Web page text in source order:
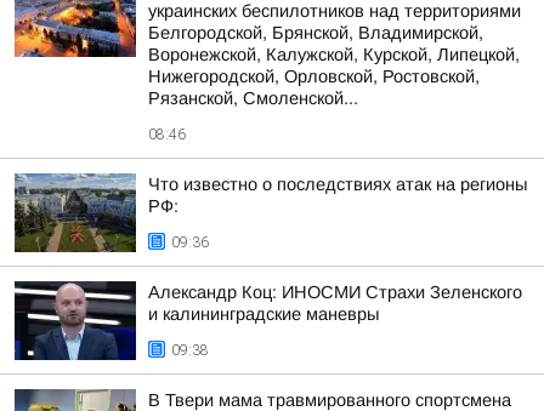
украинских беспилотников над территориями
Белгородской, Брянской, Владимирской,
Воронежской, Калужской, Курской, Липецкой,
Нижегородской, Орловской, Ростовской,
Рязанской, Смоленской...
08:46
Что известно о последствиях атак на регионы
РФ:
09:36
Александр Коц: ИНОСМИ Страхи Зеленского
и калининградские маневры
09:38
В Твери мама травмированного спортсмена